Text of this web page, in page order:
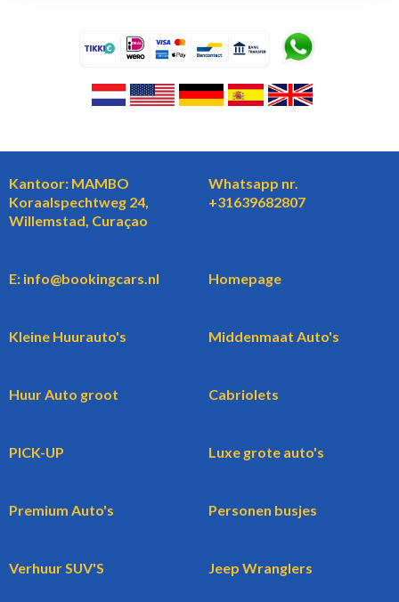
Kantoor: MAMBO
Koraalspechtweg 24,
Willemstad, Curaçao
Whatsapp nr.
+31639682807
E: info@bookingcars.nl Homepage
Kleine Huurauto's Middenmaat Auto's
Huur Auto groot Cabriolets
PICK-UP Luxe grote auto's
Premium Auto's Personen busjes
Verhuur SUV'S Jeep Wranglers